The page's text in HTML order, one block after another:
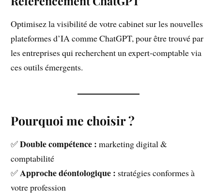
Optimisez la visibilité de votre cabinet sur les nouvelles
plateformes d’IA comme ChatGPT, pour être trouvé par
les entreprises qui recherchent un expert-comptable via
ces outils émergents.
Pourquoi me choisir ?
✅Double compétence : marketing digital &
comptabilité
✅Approche déontologique : stratégies conformes à
votre profession